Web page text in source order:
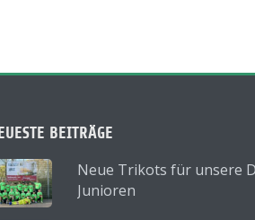
BEITRÄGE
Neue Trikots für unsere
Junioren